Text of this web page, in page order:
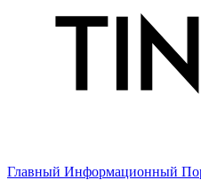
Главный Информационный